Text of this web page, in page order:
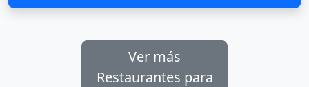
Ver más
Restaurantes para